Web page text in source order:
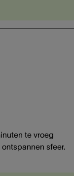
te vroeg
sfeer.